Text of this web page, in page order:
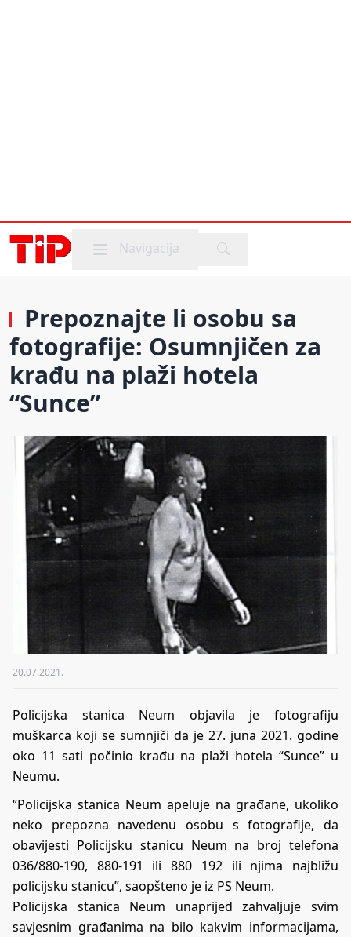
Mobile menu
Navigacija
Prepoznajte li osobu sa
fotografije: Osumnjičen za
krađu na plaži hotela
“Sunce”
20.07.2021.
Policijska stanica Neum objavila je fotografiju
muškarca koji se sumnjiči da je 27. juna 2021. godine
oko 11 sati počinio krađu na plaži hotela “Sunce” u
Neumu.
“Policijska stanica Neum apeluje na građane, ukoliko
neko prepozna navedenu osobu s fotografije, da
obavijesti Policijsku stanicu Neum na broj telefona
036/880-190, 880-191 ili 880 192 ili njima najbližu
policijsku stanicu”, saopšteno je iz PS Neum.
Policijska stanica Neum unaprijed zahvaljuje svim
savjesnim građanima na bilo kakvim informacijama,